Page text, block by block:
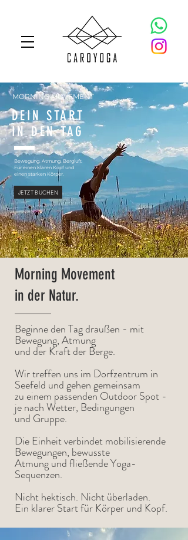
MORNING MOVEMENT
DEIN START
IN DEN TAG
Bewegung. Atmung. Bergluft
Für einen klaren Kopf und
einen starken Körper.
JETZT BUCHEN
Morning Movement
in der Natur.
Beginne den Tag draußen - mit
Bewegung, Atmung
und der Kraft der Berge.
Wir treffen uns im Dorfzentrum in
Seefeld und gehen gemeinsam
zu einem passenden Outdoor Spot -
je nach Wetter, Bedingungen
und Gruppe.
Die Einheit verbindet mobilisierende
Bewegungen, bewusste
Atmung und fließende Yoga-
Sequenzen.
Nicht hektisch. Nicht überladen.
Ein klarer Start für Körper und Kopf.